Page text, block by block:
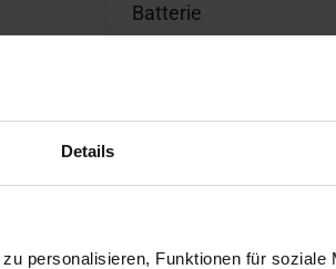
Details
personalisieren, Funktionen für soziale
Batterie
Kraftfahrzeugsteuer